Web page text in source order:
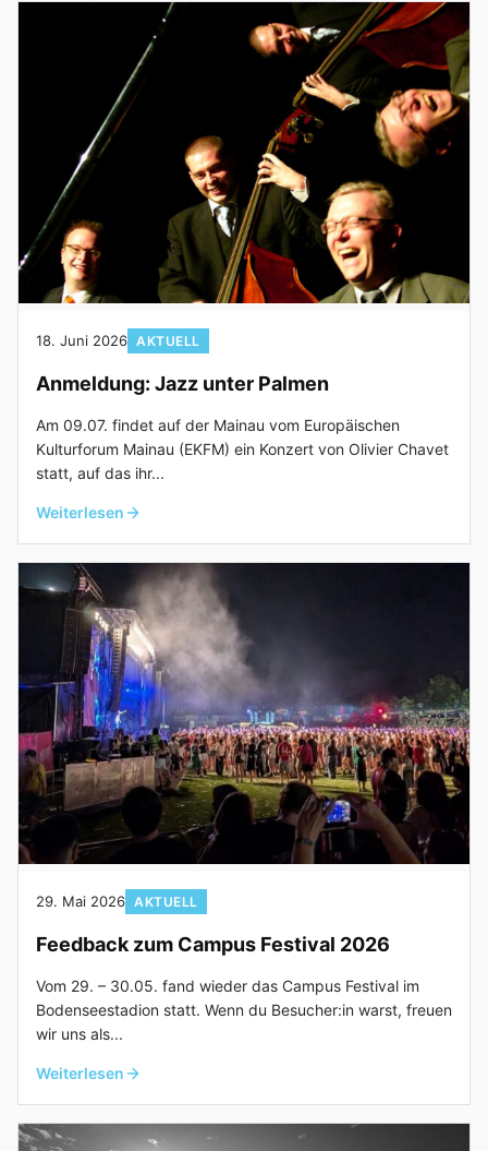
18. Juni 2026 AKTUELL
Anmeldung: Jazz unter Palmen
Am 09.07. findet auf der Mainau vom Europäischen
Kulturforum Mainau (EKFM) ein Konzert von Olivier Chavet
statt, auf das ihr...
Weiterlesen
29. Mai 2026 AKTUELL
Feedback zum Campus Festival 2026
Vom 29. – 30.05. fand wieder das Campus Festival im
Bodenseestadion statt. Wenn du Besucher:in warst, freuen
wir uns als...
Weiterlesen